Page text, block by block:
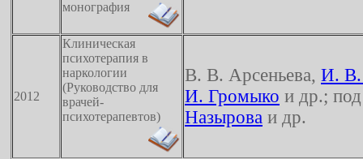
монография
2012
Клиническая
психотерапия в
наркологии
(Руководство для
врачей-
психотерапевтов)
В. В. Арсеньева, И. В.
И. Громыко и др.;
Назырова и др.